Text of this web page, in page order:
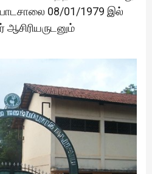
08/01/1979 இல்